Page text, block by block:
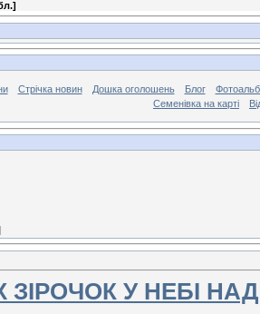
]
Стрічка новин Дошка оголошень Блог
Семенівка на карті
ЗІРОЧОК У НЕБІ